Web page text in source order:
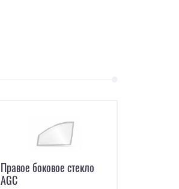
Правое боковое стекло
AGC